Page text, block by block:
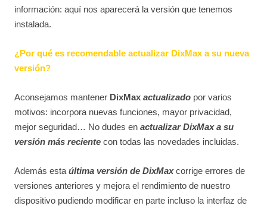
información: aquí nos aparecerá la versión que tenemos
instalada.
¿Por qué es recomendable actualizar DixMax a su nueva
versión?
Aconsejamos mantener DixMax actualizado por varios
motivos: incorpora nuevas funciones, mayor privacidad,
mejor seguridad… No dudes en actualizar DixMax a su
versión más reciente con todas las novedades incluidas.
Además esta última versión de DixMaxcorrige errores de
versiones anteriores y mejora el rendimiento de nuestro
dispositivo pudiendo modificar en parte incluso la interfaz de